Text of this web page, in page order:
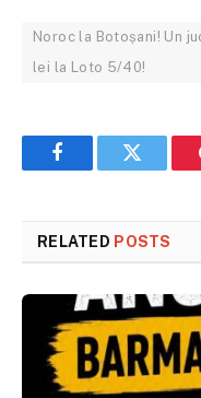
Noroc la Botoșani! Un
lei la Loto 5/40!
FacebookTwitter
RELATED POSTS